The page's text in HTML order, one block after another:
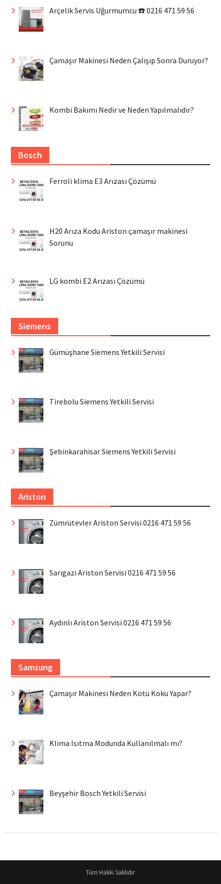
Arçelik Servis Uğurmumcu ☎️ 0216 471 59 56
Çamaşır Makinesi Neden Çalışıp Sonra Duruyor?
Kombi Bakımı Nedir ve Neden Yapılmalıdır?
Bosch
Ferroli klima E3 Arızası Çözümü
H20 Arıza Kodu Ariston çamaşır makinesi
Sorunu
LG kombi E2 Arızası Çözümü
Siemens
Gümüşhane Siemens Yetkili Servisi
Tirebolu Siemens Yetkili Servisi
Şebinkarahisar Siemens Yetkili Servisi
Ariston
Zümrütevler Ariston Servisi 0216 471 59 56
Sarıgazi Ariston Servisi 0216 471 59 56
Aydınlı Ariston Servisi 0216 471 59 56
Samsung
Çamaşır Makinesi Neden Kötü Koku Yapar?
Klima Isıtma Modunda Kullanılmalı mı?
Beyşehir Bosch Yetkili Servisi
Tüm Hakkı Saklıdır